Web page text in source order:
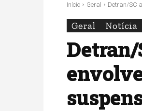
Início Geral Detran/SC
Geral Notícia
Detran/